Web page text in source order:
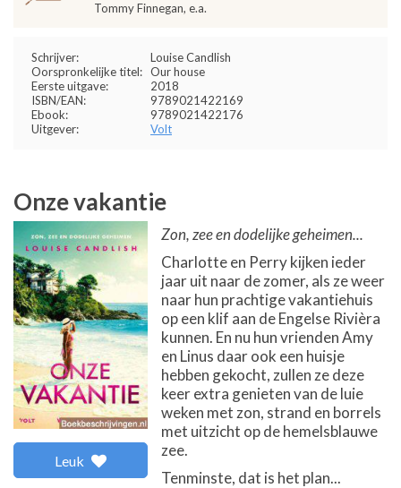
Tommy Finnegan, e.a.
Schrijver:
Louise Candlish
Oorspronkelijke titel: Our house
Eerste uitgave:
2018
ISBN/EAN:
9789021422169
Ebook:
9789021422176
Uitgever:
Volt
Onze vakantie
Leuk
Zon, zee en dodelijke geheimen...
Charlotte en Perry kijken ieder
jaar uit naar de zomer, als ze weer
naar hun prachtige vakantiehuis
op een klif aan de Engelse Rivièra
kunnen. En nu hun vrienden Amy
en Linus daar ook een huisje
hebben gekocht, zullen ze deze
keer extra genieten van de luie
weken met zon, strand en borrels
met uitzicht op de hemelsblauwe
zee.
Tenminste, dat is het plan...